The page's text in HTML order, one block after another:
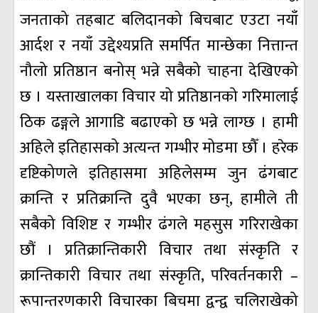
जनताको तहबाट बलिदानको बिचबाट एउटा नयाँ
आर्दश र नयाँ उद्देश्यप्रति समर्पित मान्छेका नित्तान्त
नौलो प्रतिष्ठान बनोस् भन्ने सबैको चाहना देखिएको
छ । यस्ताखालका विचार यो प्रतिष्ठानको गरिमालाई
ठिक ढङ्गले आगाडि बढाएको छ भन्ने लाग्छ । हामी
अहिले इतिहासको अत्यन्त गम्भीर मोडमा छौँ । हरेक
दृष्टिकोणले इतिहासमा अहिलेसम्म जुन ढंगबाट
क्रान्ति र प्रतिक्रान्ति दुवै भएका छन्, हामीले ती
सबैको विशिष्ट र गम्भीर ढंगले महसुस गरिराखेका
छौं । प्रतिक्रान्तिकारी विचार तथा संस्कृति र
क्रान्तिकारी विचार तथा संस्कृति, परिवर्तनकारी –
रूपान्तरणकारी विचारका बिचमा द्वन्द्व चलिराखेको